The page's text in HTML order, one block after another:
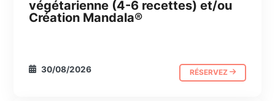
végétarienne (4-6 recettes) et/ou
Création Mandala®
30/08/2026 RÉSERVEZ